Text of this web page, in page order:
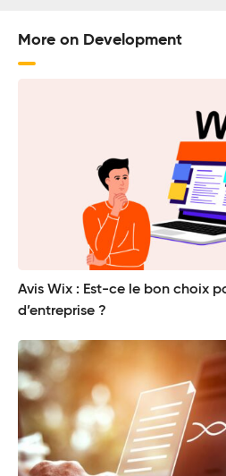
More on Development
Avis Wix : Est-ce le bon choix
d’entreprise ?